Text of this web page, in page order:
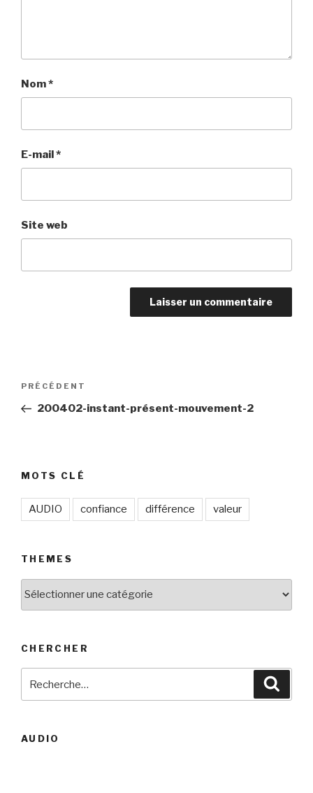
Nom*
E-mail*
Site web
Navigation
l’article
Article
précédent
PRÉCÉDENT
200402-instant-présent-mouvement-2
MOTS CLÉ
AUDIO confiance différence valeur
THEMES
CHERCHER
AUDIO